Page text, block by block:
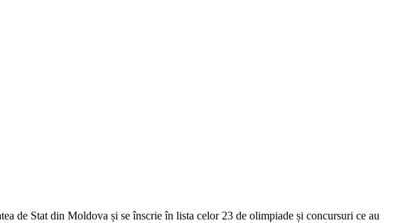
de Stat din Moldova și se înscrie în lista celor 23 de olimpiade și concursuri ce au